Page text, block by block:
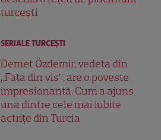
turcești
SERIALE TURCEŞTI
Demet Özdemir, vedeta din
„Fata din vis”, are o poveste
impresionantă. Cum a ajuns
una dintre cele mai iubite
actrițe din Turcia